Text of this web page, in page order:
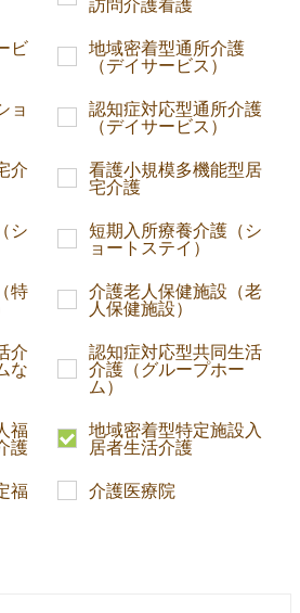
訪問介護看護
ビ
地域密着型通所介護
（デイサービス）
ョ
認知症対応型通所介護
（デイサービス）
介
看護小規模多機能型居
宅介護
シ
短期入所療養介護（シ
ョートステイ）
特
介護老人保健施設（老
人保健施設）
介
な
認知症対応型共同生活
介護（グループホー
ム）
福
護
地域密着型特定施設入
居者生活介護
福
介護医療院